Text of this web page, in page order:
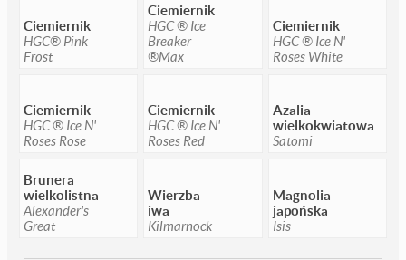
Ciemiernik
HGC® Pink
Frost
Ciemiernik
HGC ® Ice
Breaker
®Max
Ciemiernik
HGC ® Ice N'
Roses White
Ciemiernik
HGC ® Ice N'
Roses Rose
Ciemiernik
HGC ® Ice N'
Roses Red
Azalia
wielkokwiatowa
Satomi
Brunera
wielkolistna
Alexander's
Great
Wierzba
iwa
Kilmarnock
Magnolia
japońska
Isis